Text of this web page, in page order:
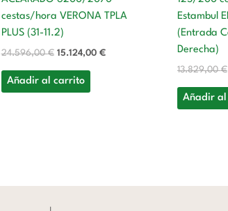
cestas/hora VERONA TPLA
PLUS (31-11.2)
24.596,00€ 15.124,00 €
Añadir al carrito
Estambul
(Entrada
Derecha)
13.829,00€
Añadir